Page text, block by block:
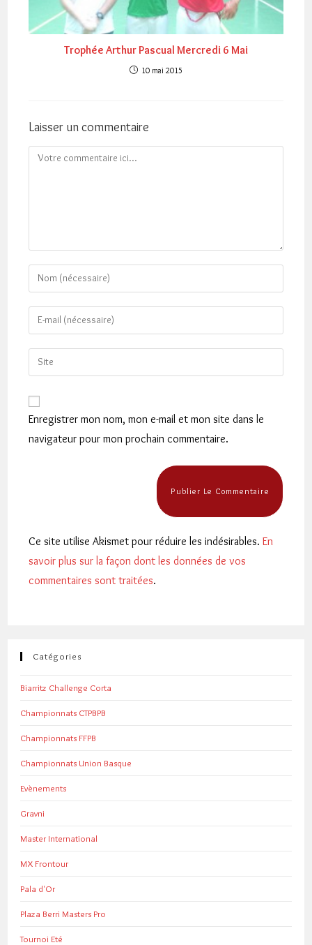
Trophée Arthur Pascual Mercredi 6 Mai
10 mai 2015
Laisser un commentaire
Comment
Enter
your
name
comment
Enter
your
email
address
Saisir
l’URL
votre
site
(facultatif)
Enregistrer mon nom, mon e-mail et mon site dans le
navigateur pour mon prochain commentaire.
Ce site utilise Akismet pour réduire les indésirables.En
savoir plus sur la façon dont les données de vos
commentaires sont traitées.
Catégories
Biarritz Challenge Corta
Championnats CTPBPB
Championnats FFPB
Championnats Union Basque
Evènements
Gravni
Master International
MX Frontour
Pala d'Or
Plaza Berri Masters Pro
Tournoi Eté